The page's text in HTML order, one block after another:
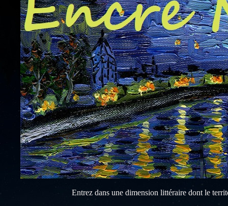
Entrez dans une dimension littéraire dont le